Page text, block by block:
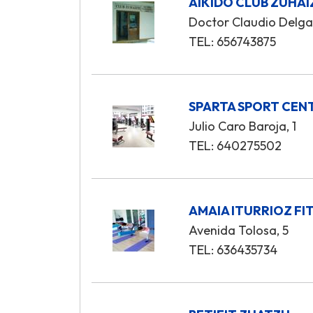
Doctor Claudio
TEL: 656743875
SPARTA SPORT
Julio Caro Baroja, 1
TEL: 640275502
AMAIA ITURRIOZ
Avenida Tolosa, 5
TEL: 636435734